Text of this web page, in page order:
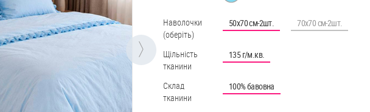
Наволочки
(оберіть)
50х70 см-2шт. 70х70 см-2шт.
Щільність
тканини
135 г/м.кв.
Склад
тканини
100% бавовна